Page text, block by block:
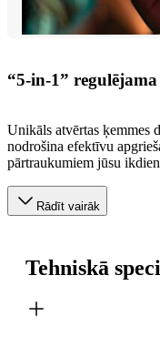
“5-in-1”
Unikāls atvērtas ķemmes
nodrošina efektīvu
pārtraukumiem jūsu
Rādīt vairāk
Tehniskā